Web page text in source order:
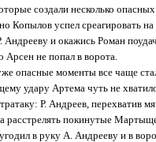
создали несколько
успел среагировать на
и окажись Роман
не попал в ворота.
опасные моменты все чаще
удару Артема чуть не
Р. Андреев, перехватив
покинутые
в руку А. Андрееву и в